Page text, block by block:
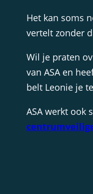
Het kan soms
vertelt zonder
Wil je praten
van ASA en
belt Leonie je
ASA werkt ook